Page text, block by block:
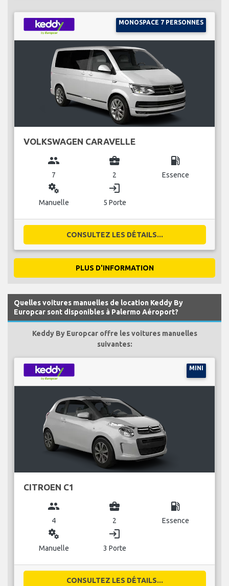
MONOSPACE 7 PERSONNES
VOLKSWAGEN CARAVELLE
group
7
business_center
2
local_gas_station
Essence
miscellaneous_services
Manuelle
login
5 Porte
CONSULTEZ LES DÉTAILS...
PLUS D'INFORMATION
Quelles voitures manuelles de location Keddy By
Europcar sont disponibles à Palermo Aéroport?
Keddy By Europcar offre les voitures manuelles
suivantes:
MINI
CITROEN C1
group
4
business_center
2
local_gas_station
Essence
miscellaneous_services
Manuelle
login
3 Porte
CONSULTEZ LES DÉTAILS...